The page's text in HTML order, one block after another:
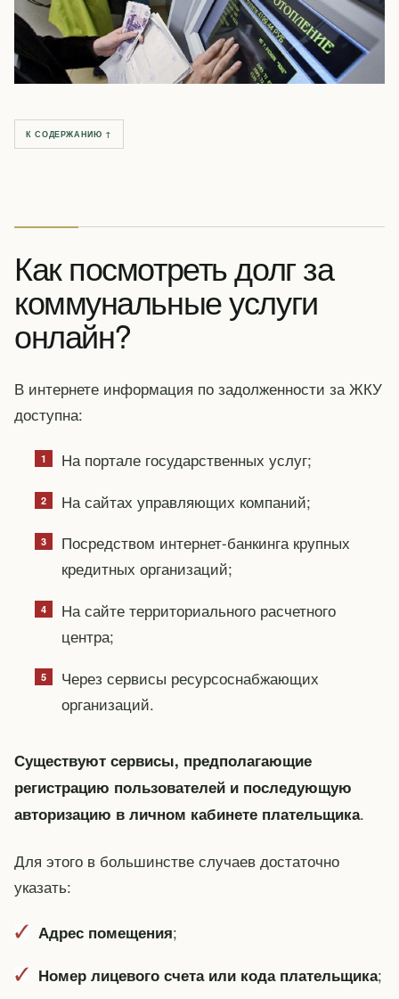
К СОДЕРЖАНИЮ ↑
Как посмотреть долг за
коммунальные услуги
онлайн?
В интернете информация по задолженности за ЖКУ
доступна:
На портале государственных услуг;
На сайтах управляющих компаний;
Посредством интернет-банкинга крупных
кредитных организаций;
На сайте территориального расчетного
центра;
Через сервисы ресурсоснабжающих
организаций.
Существуют сервисы, предполагающие
регистрацию пользователей и последующую
авторизацию в личном кабинете плательщика.
Для этого в большинстве случаев достаточно
указать:
Адрес помещения;
Номер лицевого счета или кода плательщика;